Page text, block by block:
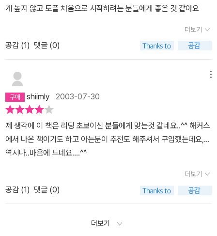
게 높지 않고 토플 처음으로 시작하려는 분들에게 좋은 것 같아요
더보기
공감 (1) 댓글 (0)
shiimly 2003-07-30
제 생각에 이 책은 리딩 초보이신 분들에게 맞는것 같네요..^^ 해커스
에서 나온 책이기도 하고 아는분이 추천도 해주셔서 구입했는데요,...
역시나..마음에 드네요....^^
더보기
공감 (1) 댓글 (0)
더보기